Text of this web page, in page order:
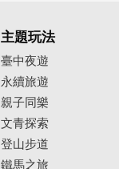
主題玩法
臺中夜遊
永續旅遊
親子同樂
文青探索
登山步道
鐵馬之旅